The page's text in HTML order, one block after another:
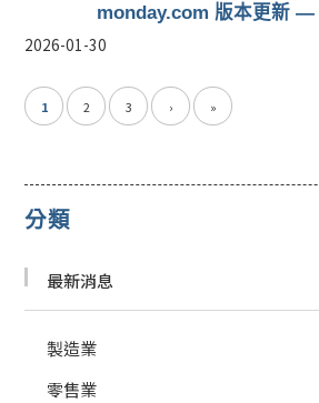
monday.com 版本更新 —
2026-01-30
1 2 3 › »
分類
最新消息
製造業
零售業